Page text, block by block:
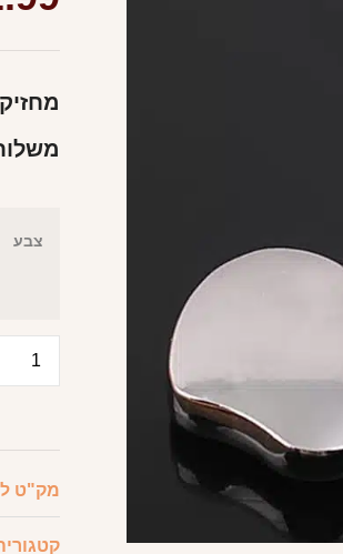
צבע
מק"ט